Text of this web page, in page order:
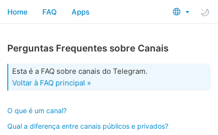
Home FAQ Apps
Perguntas Frequentes sobre Canais
Esta é a FAQ sobre canais do Telegram.
Voltar à FAQ principal »
O que é um canal?
Qual a diferença entre canais públicos e privados?